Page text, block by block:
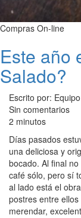
Compras On-line
Este año
Salado?
Escrito por: Equipo
Sin comentarios
2 minutos
Días pasados
una deliciosa y
bocado. Al final
café sólo, pero sí
al lado está el
postres entre
merendar,